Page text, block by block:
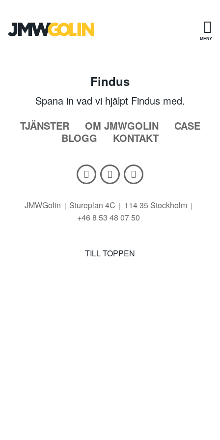
innehåll
MENY
Findus
Spana in vad vi hjälpt Findus med.
TJÄNSTER
OM JMWGOLIN
CASE
BLOGG
KONTAKT
JMWGolin Stureplan 4C
114 35 Stockholm
+46 8 53 48 07 50
TILL TOPPEN